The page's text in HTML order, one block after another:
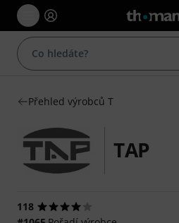
Přehled výrobců T
TAP
118